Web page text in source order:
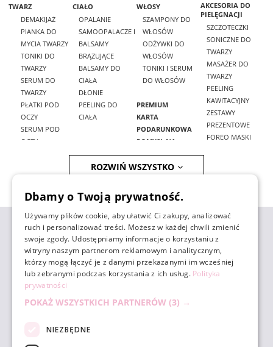
TWARZ
DEMAKIJAŻ
PIANKA DO
MYCIA TWARZY
TONIKI DO
TWARZY
SERUM DO
TWARZY
PŁATKI POD
OCZY
SERUM POD
OCZY
TWARZY
KREMY BB
KREMY CC
PODKŁADY W
KOMPAKCIE
KREMY
PRZECIWSŁONECZNE
EMULSJE I
ESENCJE
MASKI
CIAŁO
OPALANIE
SAMOOPALACZE I
BALSAMY
BRĄZUJĄCE
BALSAMY DO
CIAŁA
DŁONIE
PEELING DO
CIAŁA
WŁOSY
SZAMPONY DO
WŁOSÓW
ODŻYWKI DO
WŁOSÓW
TONIKI I SERUM
DO WŁOSÓW
PREMIUM
KARTA
PODARUNKOWA
POMYSŁ NA
PREZENT
ZESTAWY
AKCESORIA DO
PIELĘGNACJI
SZCZOTECZKI
SONICZNE DO
TWARZY
MASAŻER DO
TWARZY
PEELING
KAWITACYJNY
ZESTAWY
PREZENTOWE
FOREO MASKI
SUCHO
DEMAKIJAŻU
AKCESORIA DO
AKCESORIA DO
SAMOOPALACZA
ROZWIŃ WSZYSTKO
ZAKUPY
POMOC
MOJE KONTO
Dbamy o Twoją prywatność.
Używamy plików cookie, aby ułatwić Ci zakupy, analizować
ruch i personalizować treści. Możesz w każdej chwili zmienić
swoje zgody. Udostępniamy informacje o korzystaniu z
witryny naszym partnerom reklamowym i analitycznym,
którzy mogą łączyć je z danymi przekazanymi im wcześniej
lub zebranymi podczas korzystania z ich usług. Polityka
prywatności
POKAŻ WSZYSTKICH PARTNERÓW (3) →
NIEZBĘDNE